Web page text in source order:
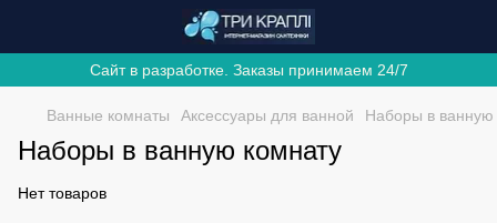
Сайт в разработке. Заказы принимаем 24/7
Ванные комнаты Аксессуары для ванной Наборы в ванную
Наборы в ванную комнату
Нет товаров